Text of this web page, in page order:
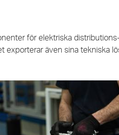
för elektriska
exporterar även sina tekniska